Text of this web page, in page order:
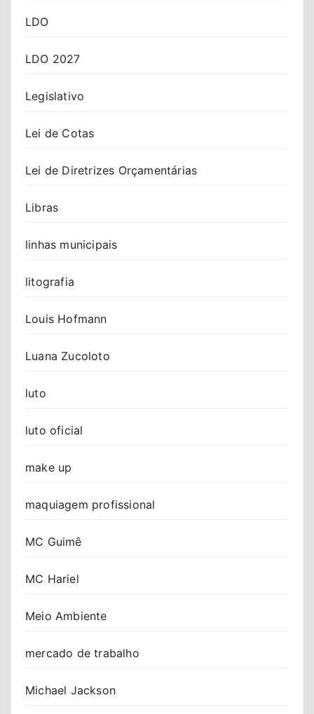
LDO
LDO 2027
Legislativo
Lei de Cotas
Lei de Diretrizes Orçamentárias
Libras
linhas municipais
litografia
Louis Hofmann
Luana Zucoloto
luto
luto oficial
make up
maquiagem profissional
MC Guimê
MC Hariel
Meio Ambiente
mercado de trabalho
Michael Jackson